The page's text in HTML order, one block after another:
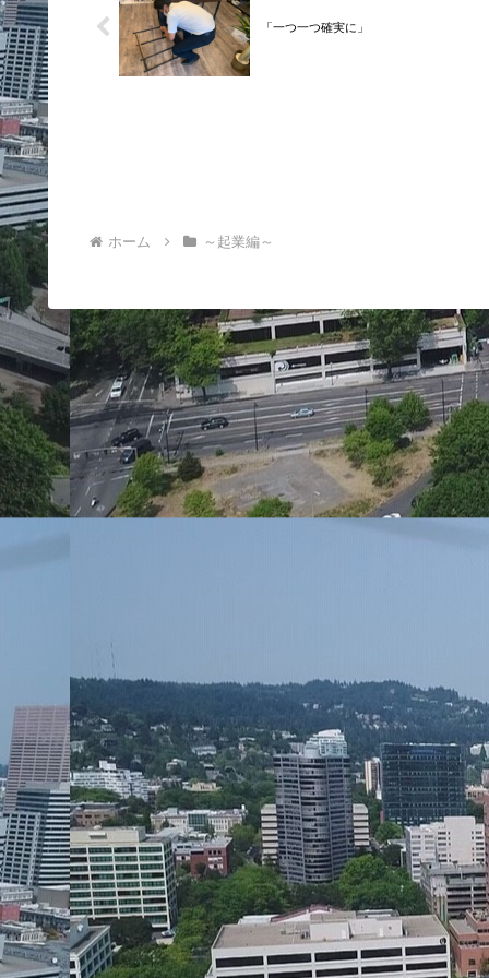
「一つ一つ確実に」
ホーム ～起業編～